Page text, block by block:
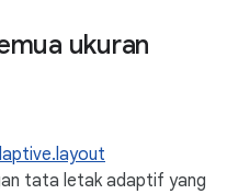
ukuran
tata letak adaptif yang